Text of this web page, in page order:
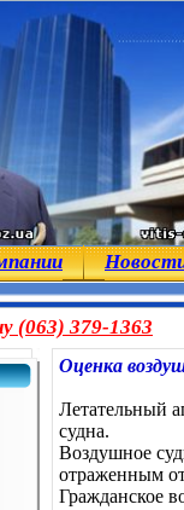
(063) 379-1363
Оценка
Летательный
судна.
Воздушное
отраженным
Гражданское